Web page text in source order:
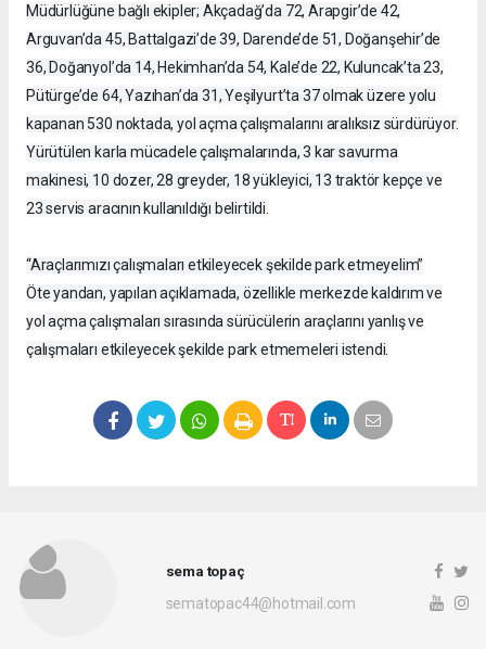
Müdürlüğüne bağlı ekipler; Akçadağ’da 72, Arapgir’de 42,
Arguvan’da 45, Battalgazi’de 39, Darende’de 51, Doğanşehir’de
36, Doğanyol’da 14, Hekimhan’da 54, Kale’de 22, Kuluncak’ta 23,
Pütürge’de 64, Yazıhan’da 31, Yeşilyurt’ta 37 olmak üzere yolu
kapanan 530 noktada, yol açma çalışmalarını aralıksız sürdürüyor.
Yürütülen karla mücadele çalışmalarında, 3 kar savurma
makinesi, 10 dozer, 28 greyder, 18 yükleyici, 13 traktör kepçe ve
23 servis aracının kullanıldığı belirtildi.
“Araçlarımızı çalışmaları etkileyecek şekilde park etmeyelim”
Öte yandan, yapılan açıklamada, özellikle merkezde kaldırım ve
yol açma çalışmaları sırasında sürücülerin araçlarını yanlış ve
çalışmaları etkileyecek şekilde park etmemeleri istendi.
sema topaç
sematopac44@hotmail.com